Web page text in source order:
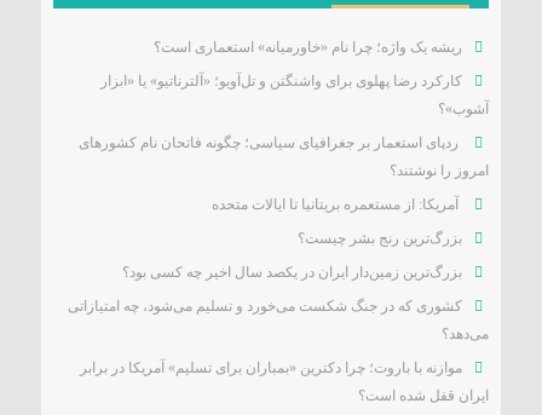
ریشه یک واژه؛ چرا نام «خاورمیانه» استعماری است؟
کارکرد رضا پهلوی برای واشنگتن و تل‌آویو؛ «آلترناتیو» یا «ابزار
آشوب»؟
ردپای استعمار بر جغرافیای سیاسی؛ چگونه فاتحان نام کشورهای
امروز را نوشتند؟
آمریکا: از مستعمره بریتانیا تا ایالات متحده
بزرگ‌ترین رنج بشر چیست؟
بزرگ‌ترین زمین‌دار ایران در یکصد سال اخیر چه کسی بود؟
کشوری که در جنگ شکست می‌خورد و تسلیم می‌شود، چه امتیازاتی
می‌دهد؟
موازنه با باروت؛ چرا دکترین «بمباران برای تسلیم» آمریکا در برابر
ایران قفل شده است؟